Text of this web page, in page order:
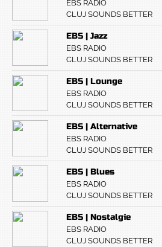
EBS RADIO
CLUJ SOUNDS BETTER
EBS | Jazz
EBS RADIO
CLUJ SOUNDS BETTER
EBS | Lounge
EBS RADIO
CLUJ SOUNDS BETTER
EBS | Alternative
EBS RADIO
CLUJ SOUNDS BETTER
EBS | Blues
EBS RADIO
CLUJ SOUNDS BETTER
EBS | Nostalgie
EBS RADIO
CLUJ SOUNDS BETTER